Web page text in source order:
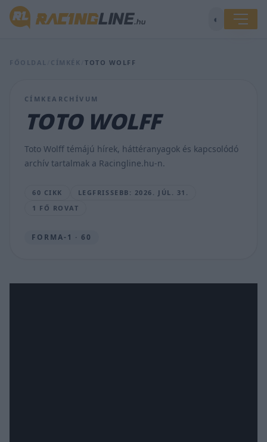
◐
FŐOLDAL CÍMKÉK /TOTO WOLFF
CÍMKEARCHÍVUM
TOTO WOLFF
Toto Wolff témájú hírek, háttéranyagok és kapcsolódó
archív tartalmak a Racingline.hu-n.
60 CIKK
LEGFRISSEBB: 2026. JÚL. 31.
1 FŐ ROVAT
FORMA-1 · 60
Itt
a
Verstappen
egy
nyugis
helyre
rivális
csapatfőnökkel
2026.